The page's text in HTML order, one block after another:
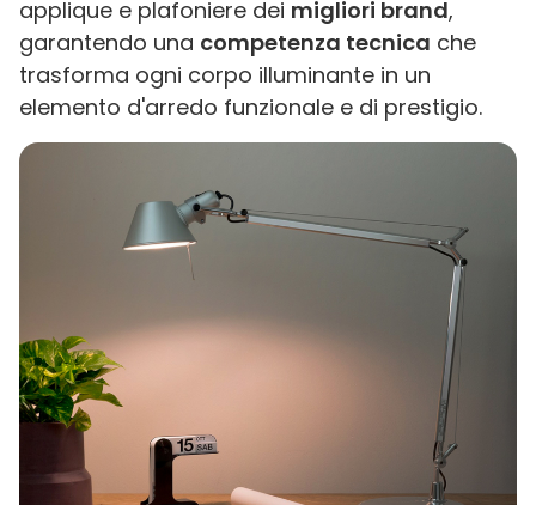
applique e plafoniere dei migliori brand,
garantendo una competenza tecnica che
trasforma ogni corpo illuminante in un
elemento d'arredo funzionale e di prestigio.